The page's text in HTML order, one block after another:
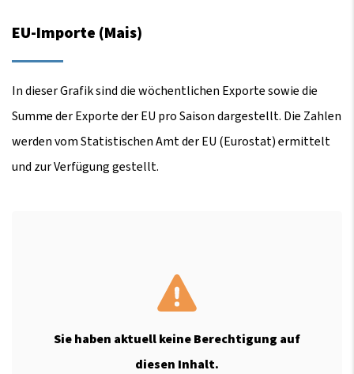
EU-Importe (Mais)
In dieser Grafik sind die wöchentlichen Exporte sowie die
Summe der Exporte der EU pro Saison dargestellt. Die Zahlen
werden vom Statistischen Amt der EU (Eurostat) ermittelt
und zur Verfügung gestellt.
Sie haben aktuell keine Berechtigung auf
diesen Inhalt.